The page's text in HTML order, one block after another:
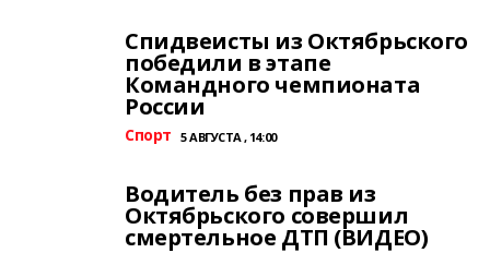
Спидвеисты из Октябрьского
победили в этапе
Командного чемпионата
России
Спорт 5 АВГУСТА , 14:00
Водитель без прав из
Октябрьского совершил
смертельное ДТП (ВИДЕО)